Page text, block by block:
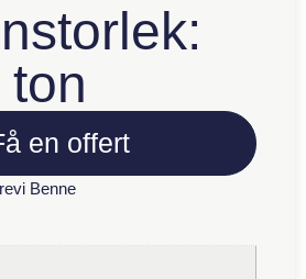
en offert
Benne